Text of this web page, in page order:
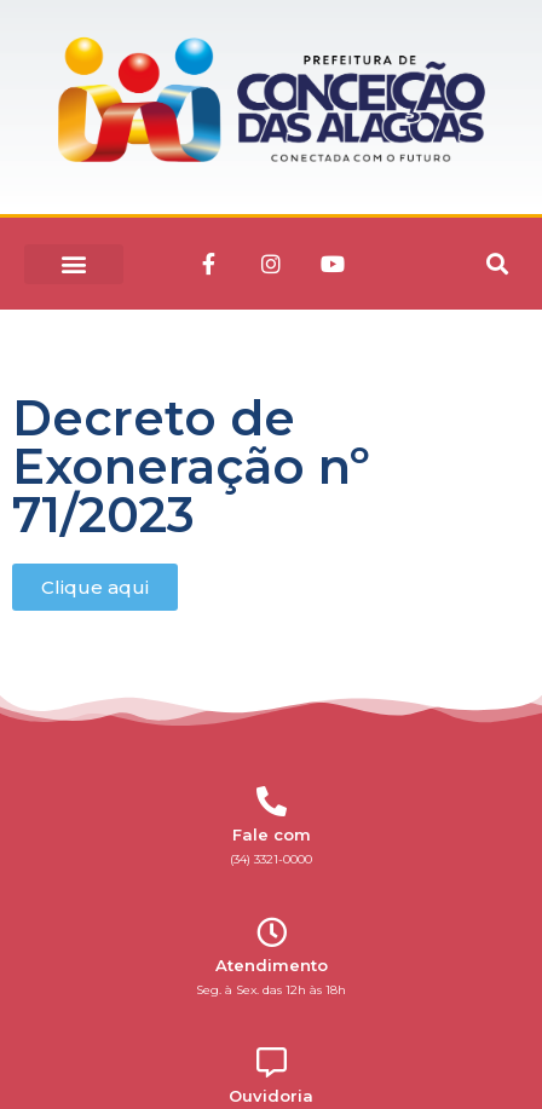
Decreto de
Exoneração nº
71/2023
Clique aqui
Fale com
(34) 3321-0000
Atendimento
Seg. à Sex. das 12h às 18h
Ouvidoria